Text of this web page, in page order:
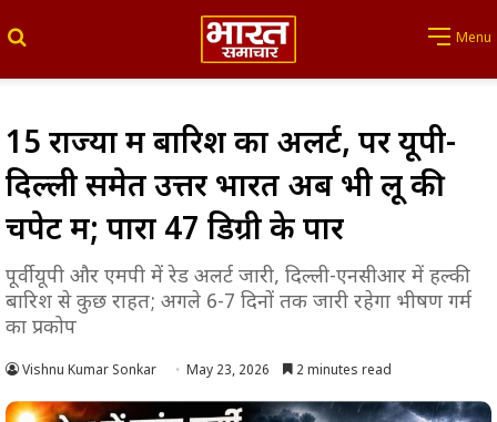
Menu
15 राज्यों में बारिश का अलर्ट, पर यूपी-
दिल्ली समेत उत्तर भारत अब भी लू की
चपेट में; पारा 47 डिग्री के पार
पूर्वी यूपी और एमपी में रेड अलर्ट जारी, दिल्ली-एनसीआर में हल्की
बारिश से कुछ राहत; अगले 6-7 दिनों तक जारी रहेगा भीषण गर्मी
का प्रकोप
Vishnu Kumar Sonkar May 23, 2026 2 minutes read